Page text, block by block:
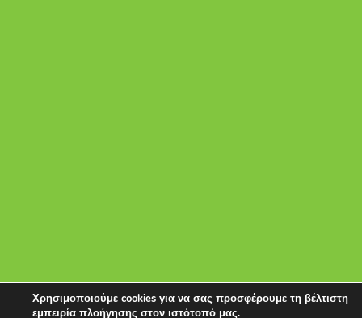
Χρησιμοποιούμε cookies για να σας προσφέρουμε τη βέλτιστη
εμπειρία πλοήγησης στον ιστότοπό μας.